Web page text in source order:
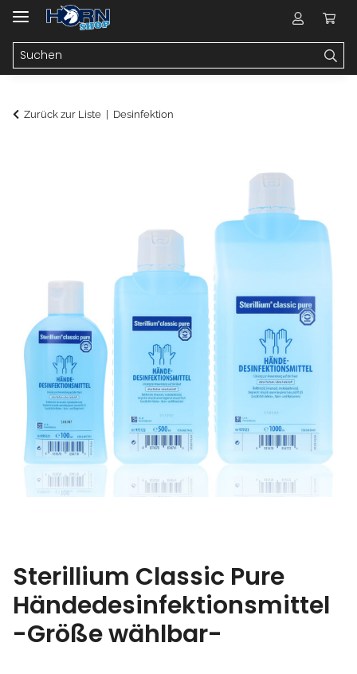
Zurück zur Liste Desinfektion
Sterillium Classic Pure
Händedesinfektionsmittel
-Größe wählbar-